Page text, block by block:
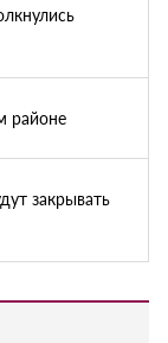
районе
закрывать